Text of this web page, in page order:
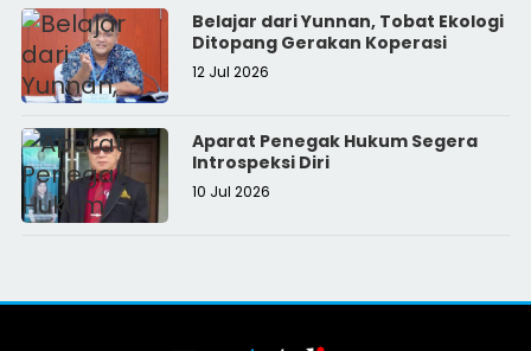
Belajar dari Yunnan, Tobat Ekologi
Ditopang Gerakan Koperasi
12 Jul 2026
Aparat Penegak Hukum Segera
Introspeksi Diri
10 Jul 2026